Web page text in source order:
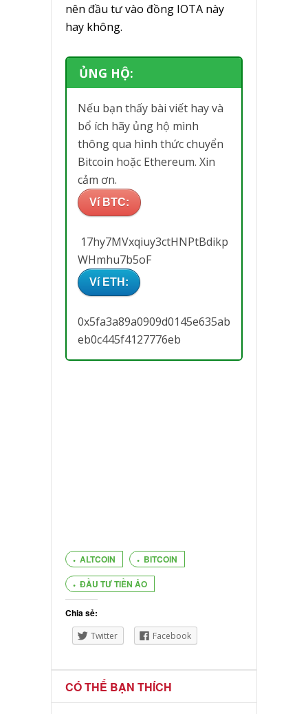
nên đầu tư vào đồng IOTA này
hay không.
ỦNG HỘ:
Nếu bạn thấy bài viết hay và
bổ ích hãy ủng hộ mình
thông qua hình thức chuyển
Bitcoin hoặc Ethereum. Xin
cảm ơn.
Ví BTC:
17hy7MVxqiuy3ctHNPtBdikp
WHmhu7b5oF
Ví ETH:
0x5fa3a89a0909d0145e635ab
eb0c445f4127776eb
ALTCOIN
BITCOIN
ĐẦU TƯ TIỀN ẢO
Chia sẻ:
Twitter Facebook
CÓ THỂ BẠN THÍCH